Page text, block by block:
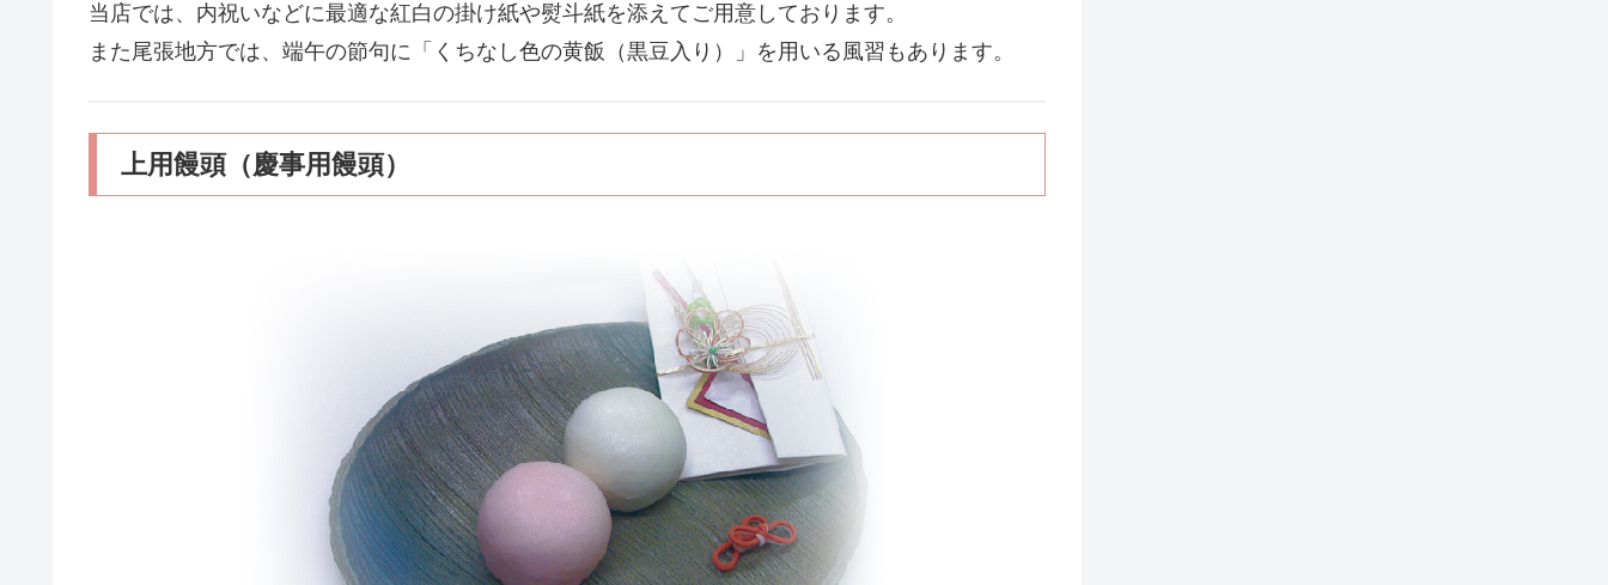
当店では、内祝いなどに最適な紅白の掛け紙や熨斗紙を添えてご用意しております。
また尾張地方では、端午の節句に「くちなし色の黄飯（黒豆入り）」を用いる風習もあります。
上用饅頭（慶事用饅頭）